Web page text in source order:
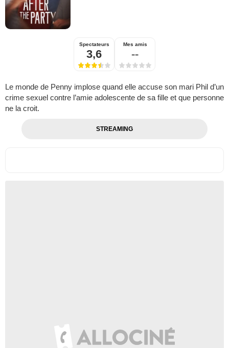
Spectateurs
3,6
Mes amis
--
Le monde de Penny implose quand elle accuse son mari Phil d’un
crime sexuel contre l’amie adolescente de sa fille et que personne
ne la croit.
STREAMING